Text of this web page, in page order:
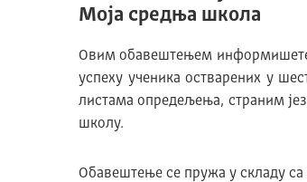
Моја средња школа
Овим обавештењем информишете
успеху ученика остварених у
листама опредељења, страним
школу.
Обавештење се пружа у складу са